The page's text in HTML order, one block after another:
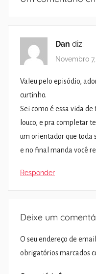
Dan diz:
Novembro
Valeu pelo episódio,
curtinho.
Sei como é essa vida
louco, e pra completar
um orientador que toda
e no final manda você
Responder
Deixe um
O seu endereço de
obrigatórios marcados